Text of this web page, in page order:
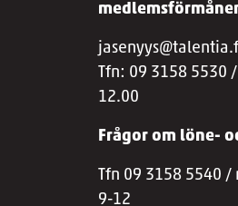
Tfn: 09 3158 5530
12.00
Frågor om löne-
Tfn 09 3158 5540
9-12